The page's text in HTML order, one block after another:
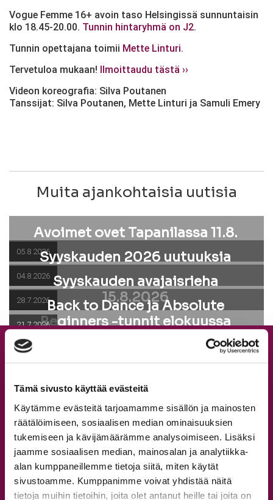
Tämä sivusto käyttää evästeitä
Käytämme evästeitä tarjoamamme sisällön ja mainosten
räätälöimiseen, sosiaalisen median ominaisuuksien
tukemiseen ja kävijämäärämme analysoimiseen. Lisäksi
jaamme sosiaalisen median, mainosalan ja analytiikka-
alan kumppaneillemme tietoja siitä, miten käytät
sivustoamme. Kumppanimme voivat yhdistää näitä
tietoja muihin tietoihin, joita olet antanut heille tai joita on
Vogue Femme 16+ avoin taso Helsingissä sunnuntaisin
klo 18.45-20.00. Tunnin hintaryhmä on J2.
Tunnin opettajana toimii Mette Linturi.
Tervetuloa mukaan! Ilmoittaudu tästä ››
Videon koreografia: Silva Poutanen
Tanssijat: Silva Poutanen, Mette Linturi ja Samuli Emery
Muita ajankohtaisia uutisia
Avoimet ovet Tapanilassa 11.8.
05.8.2026Syyskauden 2026 uutuuksia
04.8.2026 Syyskauden avajaisrieha
15.8.2026
28.7.2026Back to Dance ja Absolute
Beginners -tunnit elokuussa
21.7.2026
Tuntitarjonta
Hinnasto
Lajit
Workshopit
Leirit
Tapanilan tanssitunnit
Syyskausi 2026